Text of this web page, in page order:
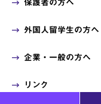
保護者の方へ
外国人留学生の方へ
企業・一般の方へ
リンク